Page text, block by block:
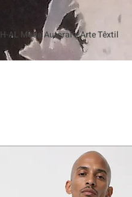
H-AL Moda Autoral e Arte Têxtil